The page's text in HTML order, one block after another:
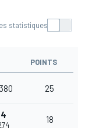
statistiques
POINTS
25
18